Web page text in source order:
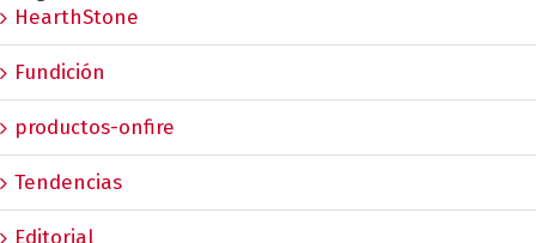
HearthStone
Fundición
productos-onfire
Tendencias
Editorial